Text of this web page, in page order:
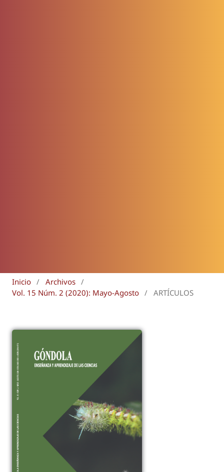
Inicio / Archivos /
Vol. 15 Núm. 2 (2020): Mayo-Agosto / ARTÍCULOS